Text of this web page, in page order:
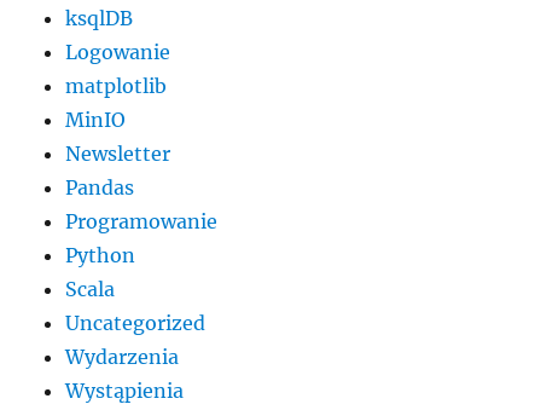
ksqlDB
Logowanie
matplotlib
MinIO
Newsletter
Pandas
Programowanie
Python
Scala
Uncategorized
Wydarzenia
Wystąpienia